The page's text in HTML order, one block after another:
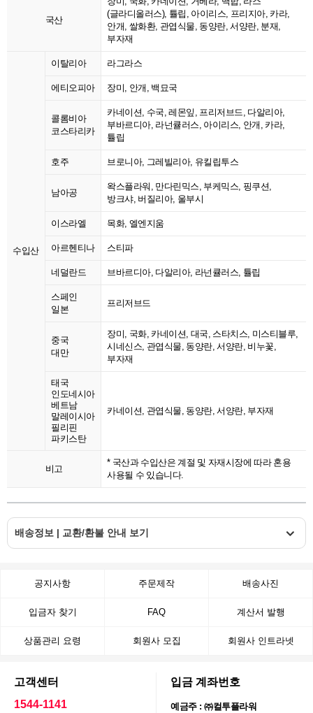
국산
(글라디올러스), 튤립, 아이리스, 프리지아, 카라,
안개, 쌀화환, 관엽식물, 동양란, 서양란, 분재,
부자재
수입산
이탈리아 라그라스
에티오피아 장미, 안개, 백묘국
콜롬비아
코스타리카
카네이션, 수국, 레몬잎, 프리저브드, 다알리아,
부바르디아, 라넌큘러스, 아이리스, 안개, 카라,
튤립
호주 브로니아, 그레빌리아, 유킬립투스
남아공
왁스플라워, 만다린믹스, 부케믹스, 핑쿠션,
방크샤, 버질리아, 울부시
이스라엘 목화, 엘엔지움
아르헨티나 스티파
네덜란드 브바르디아, 다알리아, 라넌큘러스, 튤립
스페인
일본
프리저브드
중국
대만
장미, 국화, 카네이션, 대국, 스타치스, 미스티블루,
시네신스, 관엽식물, 동양란, 서양란, 비누꽃,
부자재
태국
인도네시아
베트남
말레이시아
필리핀
파키스탄
카네이션, 관엽식물, 동양란, 서양란, 부자재
비고
* 국산과 수입산은 계절 및 자재시장에 따라 혼용
사용될 수 있습니다.
배송정보 | 교환/환불 안내 보기
공지사항 주문제작 배송사진
입금자 찾기 FAQ 계산서 발행
상품관리 요령 회원사 모집 회원사 인트라넷
고객센터
1544-1141
입금 계좌번호
예금주 : ㈜컬투플라워